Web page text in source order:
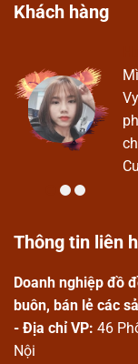
Khách hàng
Thông tin liên
Doanh nghiệp đồ
buôn, bán lẻ các
- Địa chỉ VP: 46
Nội